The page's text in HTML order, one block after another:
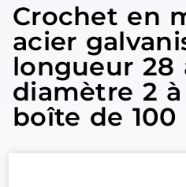
Crochet en
acier
longueur 28
diamètre 2
boîte de